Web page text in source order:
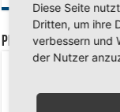
PREMIUMPARTNER
Diese Seite
Dritten, um ihre
verbessern und
der Nutzer